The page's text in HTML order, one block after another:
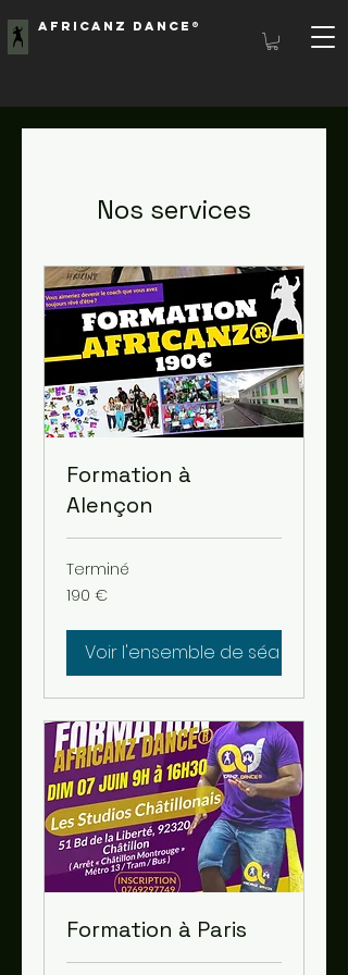
Africanz Dance®
Nos services
Formation à
Alençon
Terminé
190
euros
190 €
Voir l'ensemble de séances
Formation à Paris